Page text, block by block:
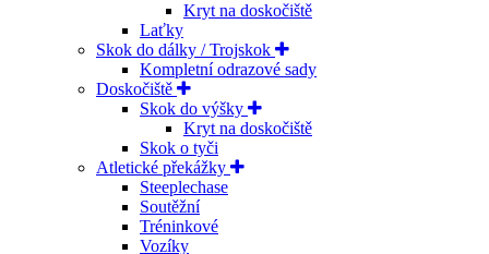
Kryt na doskočiště
Laťky
Skok do dálky / Trojskok
Kompletní odrazové sady
Doskočiště
Skok do výšky
Kryt na doskočiště
Skok o tyči
Atletické překážky
Steeplechase
Soutěžní
Tréninkové
Vozíky